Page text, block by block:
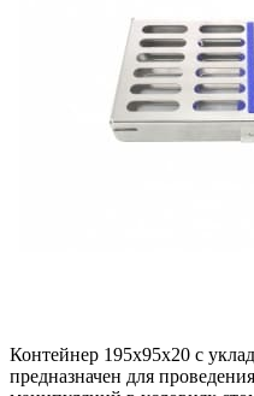
Контейнер 195х95х20 с
предназначен для